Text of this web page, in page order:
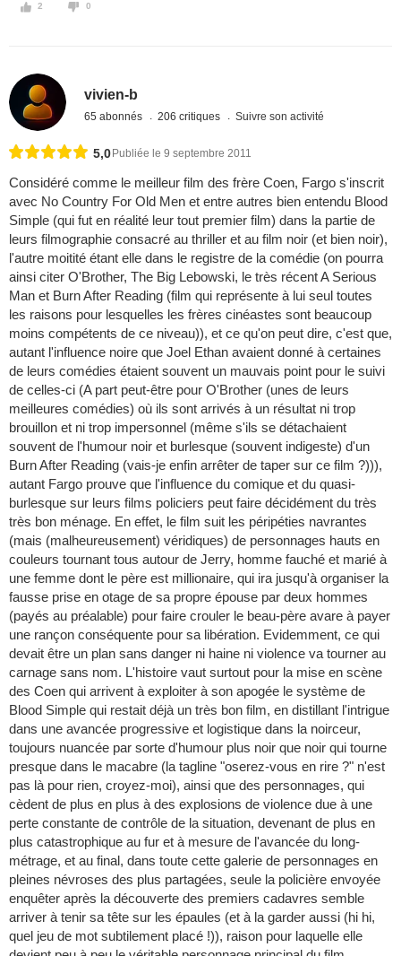
2 0
vivien-b
65 abonnés 206 critiques Suivre son activité
5,0 Publiée le 9 septembre 2011
Considéré comme le meilleur film des frère Coen, Fargo s'inscrit
avec No Country For Old Men et entre autres bien entendu Blood
Simple (qui fut en réalité leur tout premier film) dans la partie de
leurs filmographie consacré au thriller et au film noir (et bien noir),
l'autre moitité étant elle dans le registre de la comédie (on pourra
ainsi citer O'Brother, The Big Lebowski, le très récent A Serious
Man et Burn After Reading (film qui représente à lui seul toutes
les raisons pour lesquelles les frères cinéastes sont beaucoup
moins compétents de ce niveau)), et ce qu'on peut dire, c'est que,
autant l'influence noire que Joel Ethan avaient donné à certaines
de leurs comédies étaient souvent un mauvais point pour le suivi
de celles-ci (A part peut-être pour O'Brother (unes de leurs
meilleures comédies) où ils sont arrivés à un résultat ni trop
brouillon et ni trop impersonnel (même s'ils se détachaient
souvent de l'humour noir et burlesque (souvent indigeste) d'un
Burn After Reading (vais-je enfin arrêter de taper sur ce film ?))),
autant Fargo prouve que l'influence du comique et du quasi-
burlesque sur leurs films policiers peut faire décidément du très
très bon ménage. En effet, le film suit les péripéties navrantes
(mais (malheureusement) véridiques) de personnages hauts en
couleurs tournant tous autour de Jerry, homme fauché et marié à
une femme dont le père est millionaire, qui ira jusqu'à organiser la
fausse prise en otage de sa propre épouse par deux hommes
(payés au préalable) pour faire crouler le beau-père avare à payer
une rançon conséquente pour sa libération. Evidemment, ce qui
devait être un plan sans danger ni haine ni violence va tourner au
carnage sans nom. L'histoire vaut surtout pour la mise en scène
des Coen qui arrivent à exploiter à son apogée le système de
Blood Simple qui restait déjà un très bon film, en distillant l'intrigue
dans une avancée progressive et logistique dans la noirceur,
toujours nuancée par sorte d'humour plus noir que noir qui tourne
presque dans le macabre (la tagline "oserez-vous en rire ?" n'est
pas là pour rien, croyez-moi), ainsi que des personnages, qui
cèdent de plus en plus à des explosions de violence due à une
perte constante de contrôle de la situation, devenant de plus en
plus catastrophique au fur et à mesure de l'avancée du long-
métrage, et au final, dans toute cette galerie de personnages en
pleines névroses des plus partagées, seule la policière envoyée
enquêter après la découverte des premiers cadavres semble
arriver à tenir sa tête sur les épaules (et à la garder aussi (hi hi,
quel jeu de mot subtilement placé !)), raison pour laquelle elle